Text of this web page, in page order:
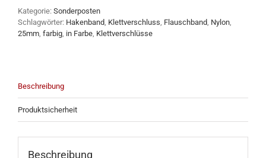
Kategorie: Sonderposten
Schlagwörter: Hakenband, Klettverschluss, Flauschband, Nylon,
25mm, farbig, in Farbe, Klettverschlüsse
Beschreibung
Produktsicherheit
Beschreibung